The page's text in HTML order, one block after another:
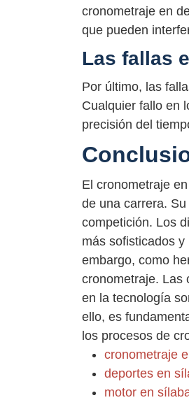
cronometraje en
que pueden
Las fallas
Por último, las
Cualquier fallo en
precisión del
El cronometraje
de una carrera.
competición. Los
más sofisticados
embargo, como
cronometraje. Las
en la tecnología
ello, es
los procesos de
cronometraje
deportes en
motor en